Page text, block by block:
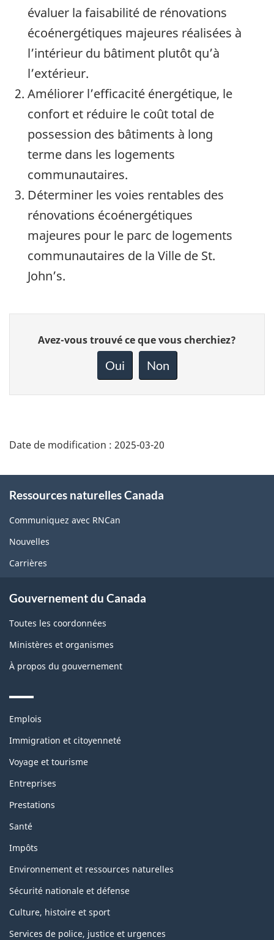
évaluer la faisabilité de rénovations
écoénergétiques majeures réalisées à
l’intérieur du bâtiment plutôt qu’à
l’extérieur.
Améliorer l’efficacité énergétique, le
confort et réduire le coût total de
possession des bâtiments à long
terme dans les logements
communautaires.
Déterminer les voies rentables des
rénovations écoénergétiques
majeures pour le parc de logements
communautaires de la Ville de St.
John’s.
Donnez
votre
page
Avez-vous trouvé ce que vous cherchiez?
Oui Non
Date de modification : 2025-03-20
this
site
Ressources naturelles Canada
Communiquez avec RNCan
Nouvelles
Carrières
Gouvernement du Canada
Toutes les coordonnées
Ministères et organismes
À propos du gouvernement
Themes
topics
Emplois
Immigration et citoyenneté
Voyage et tourisme
Entreprises
Prestations
Santé
Impôts
Environnement et ressources naturelles
Sécurité nationale et défense
Culture, histoire et sport
Services de police, justice et urgences